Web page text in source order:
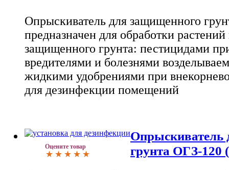
Опрыскиватель для защищенного
предназначен для обработки
защищенного грунта: пестицидами
вредителями и болезнями
жидкими удобрениями при
для дезинфекции помещений
Оцените товар
Опрыскиватель
грунта ОГЗ-